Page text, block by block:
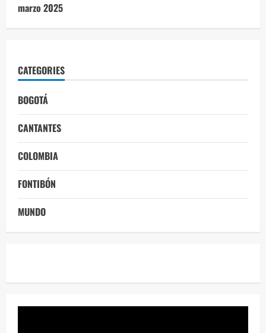
marzo 2025
CATEGORIES
BOGOTÁ
CANTANTES
COLOMBIA
FONTIBÓN
MUNDO